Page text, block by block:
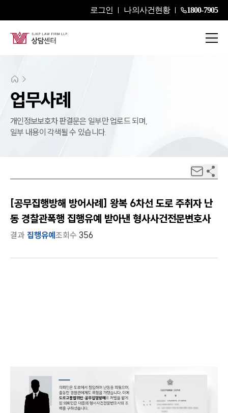
로그인 나의사건현황 1800-7905
업무사례
개인정보보호차 판결문은 일부만 업로드 되며,
일부 내용이 각색될 수 있습니다.
[공무집행방해 방어사례] 왕복 6차선 도로 주취자 난
동 경찰관폭행 집행유예 받아낸 형사사건전문변호사
결과 집행유예 조회수 356